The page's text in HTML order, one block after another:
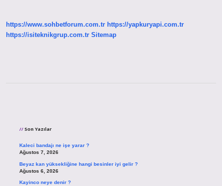
https://www.sohbetforum.com.tr https://yapkuryapi.com.tr
https://isiteknikgrup.com.tr Sitemap
Son Yazılar
Kaleci bandajı ne işe yarar ?
Ağustos 7, 2026
Beyaz kan yüksekliğine hangi besinler iyi gelir ?
Ağustos 6, 2026
Kayinco neye denir ?